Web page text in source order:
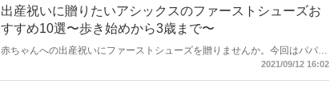
ておいしいお菓子を見つけてくださいね。
出産祝いに贈りたいアシックスのファーストシューズお
すすめ10選〜歩き始めから3歳まで〜
赤ちゃんへの出産祝いにファーストシューズを贈りませんか。今回はパパや
ママにも人気スポーツブランドのアシックスのベビー用シューズのおすすめ
2021/09/12 16:02